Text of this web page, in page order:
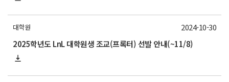
대학원
2025학년도 LnL 대학원생 조교(프록터) 선발 안내(~11/8)
2024-10-30